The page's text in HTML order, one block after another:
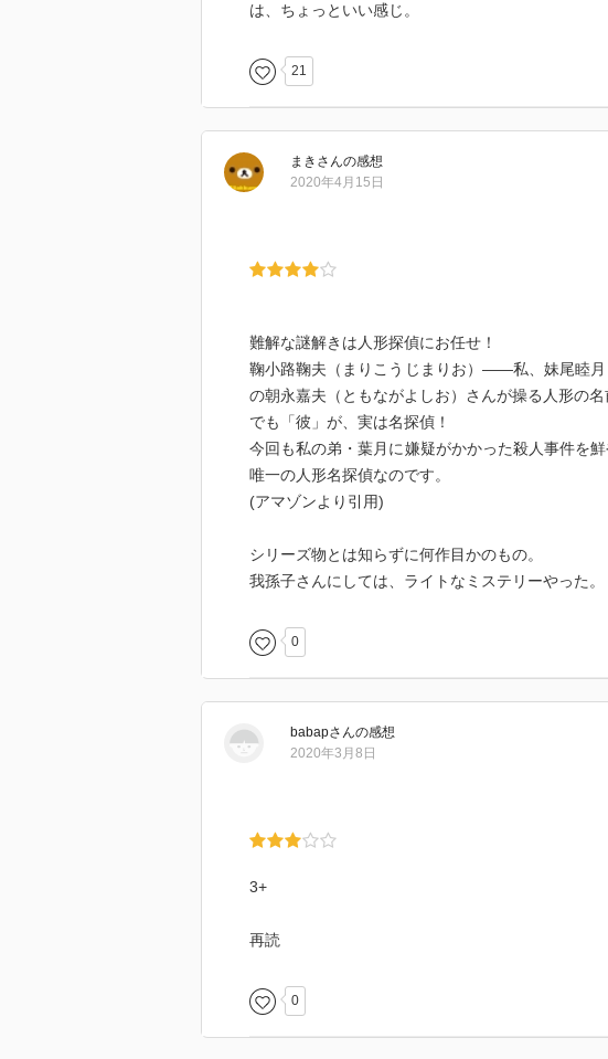
は、ちょっといい感じ。
21
まき さんの感想
2020年4月15日
難解な謎解きは人形探偵にお任せ！
鞠小路鞠夫（まりこうじまりお）——私、妹尾睦
の朝永嘉夫（ともながよしお）さんが操る人形の名
でも「彼」が、実は名探偵！
今回も私の弟・葉月に嫌疑がかかった殺人事件を
唯一の人形名探偵なのです。
(アマゾンより引用)
シリーズ物とは知らずに何作目かのもの。
我孫子さんにしては、ライトなミステリーやった。
0
babapさんの感想
2020年3月8日
3+
再読
0